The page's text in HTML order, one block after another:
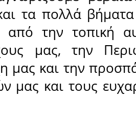
τα πολλά
από την τοπική
μας, την
μας και την
μας και τους